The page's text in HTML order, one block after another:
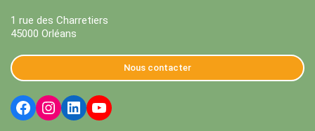
1 rue des Charretiers
45000 Orléans
Nous contacter